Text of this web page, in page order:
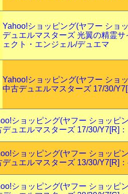
Yahoo!ショッピング(ヤフー ショ
デュエルマスターズ 光翼の精霊
ェクト・エンジェル/デュエマ
Yahoo!ショッピング(ヤフー ショ
中古デュエルマスターズ 17/30/
ショッピング(ヤフー ショッピ
デュエルマスターズ 17/30/Y7[R]
ショッピング(ヤフー ショッピ
デュエルマスターズ 13/30/Y7[R]
ショッピング(ヤフー ショッピ